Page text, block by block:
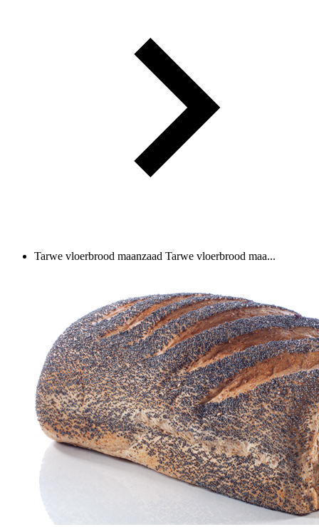
Tarwe vloerbrood maanzaad Tarwe vloerbrood maa...